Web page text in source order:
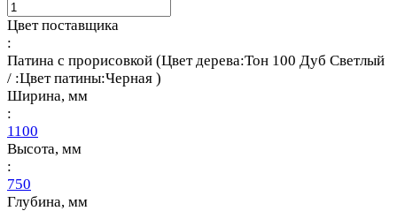
Цвет поставщика
:
Патина с прорисовкой (Цвет дерева:Тон 100 Дуб Светлый
/ :Цвет патины:Черная )
Ширина, мм
:
1100
Высота, мм
:
750
Глубина, мм